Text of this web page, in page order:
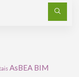
AsBEA BIM